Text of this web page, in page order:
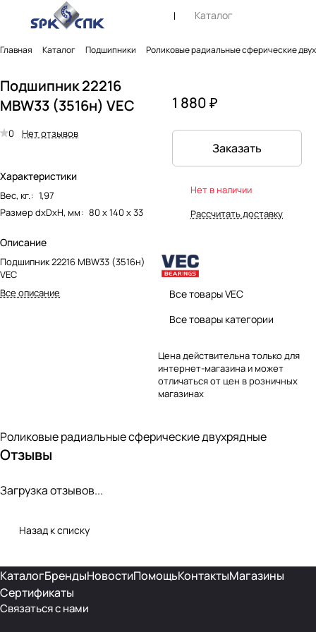
Каталог
Главная Каталог Подшипники Роликовые радиальные сферические
Подшипник 22216
MBW33 (3516н) VEC
0 Нет отзывов
Характеристики
Вес, кг.: 1,97
Размер dxDxH, мм: 80 х 140 х 33
Описание
Подшипник 22216 MBW33 (3516н)
VEC
Все описание
1 880 ₽
Заказать
Нет в наличии
Рассчитать доставку
Все товары VEC
Все товары категории
Цена действительна только для
интернет-магазина и может
отличаться от цен в розничных
магазинах
Роликовые радиальные сферические двухрядные
Отзывы
Загрузка отзывов...
Назад к списку
КаталогБрендыНовостиПомощьКонтактыМагазины
Сертификаты
Связаться с нами